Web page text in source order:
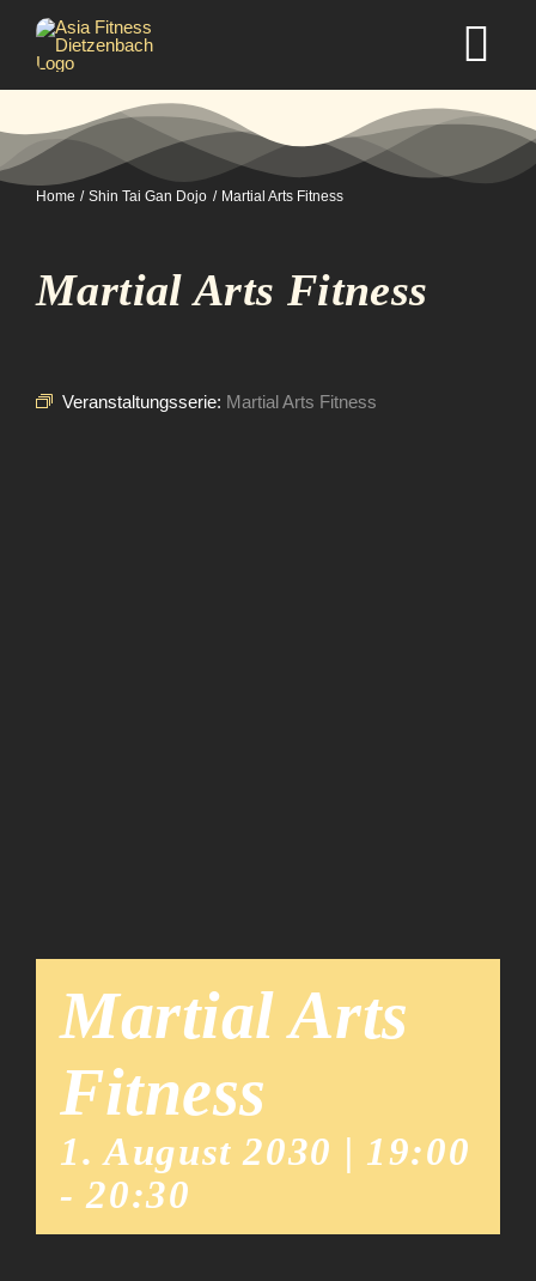
Inhalt
springen
Selbstverteidigung
Home Shin Tai Gan Dojo Martial Arts Fitness
Martial Arts Fitness
Veranstaltungsserie: Martial Arts Fitness
Martial Arts
Fitness
1. August 2030 | 19:00
-20:30